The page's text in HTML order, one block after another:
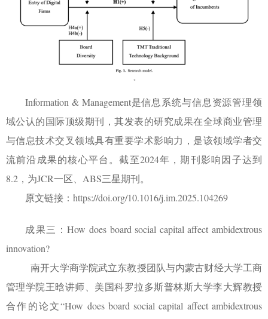
Information & Management是信息系统与信息资源管理领
域公认的国际顶级期刊，其发表的研究成果在全球商业管理
与信息技术交叉领域具有重要学术影响力，是该领域学者交
流前沿成果的核心平台。截至2024年，期刊影响因子达到
8.2 ，为JCR一区、 ABS三星期刊。
原文链接： https://doi.org/10.1016/j.im.2025.104269
成果三：How does board social capital affect ambidextrous
innovation?
南开大学商学院武立东教授团队与内蒙古财经大学工商
管理学院王晗讲师、美国科罗拉多斯普林斯大学李大辉教授
合作的论文“How does board social capital affect ambidextrous